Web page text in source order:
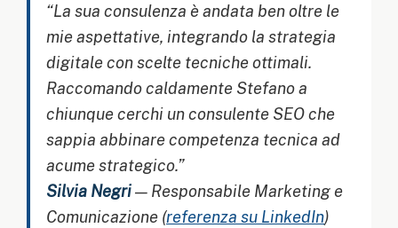
“La sua consulenza è andata ben oltre le
mie aspettative, integrando la strategia
digitale con scelte tecniche ottimali.
Raccomando caldamente Stefano a
chiunque cerchi un consulente SEO che
sappia abbinare competenza tecnica ad
acume strategico.”
Silvia Negri— Responsabile Marketing e
Comunicazione (referenza su LinkedIn)